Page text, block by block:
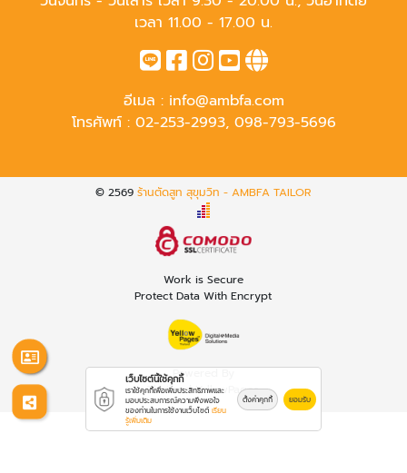
เวลา 11.00 - 17.00 น.
อีเมล : info@ambfa.com
โทรศัพท์ : 02-253-2993, 098-793-5696
© 2569ร้านตัดสูท สุขุมวิท - AMBFA TAILOR
Work is Secure
Protect Data With Encrypt
Powered By
Thailand YellowPages
เว็บไซต์นี้ใช้คุกกี้
เราใช้คุกกี้เพื่อเพิ่มประสิทธิภาพและ
มอบประสบการณ์ความพึงพอใจ
ของท่านในการใช้งานเว็บไซต์ เรียน
รู้เพิ่มเติม
ตั้งค่าคุกกี้ ยอมรับ